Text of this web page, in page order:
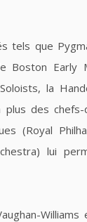
tels que
Boston Early
la
plus des
(Royal
lui
Williams